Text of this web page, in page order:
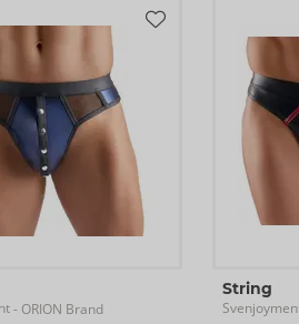
- ORION Brand
String